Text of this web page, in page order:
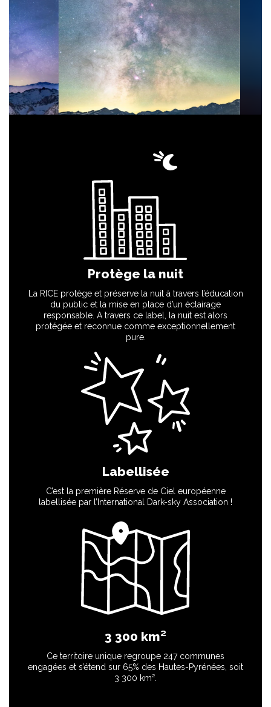
Protège la nuit
La RICE protège et préserve la nuit à travers l’éducation
du public et la mise en place d’un éclairage
responsable. A travers ce label, la nuit est alors
protégée et reconnue comme exceptionnellement
pure.
Labellisée
C’est la première Réserve de Ciel européenne
labellisée par l’International Dark-sky Association !
3 300 km²
Ce territoire unique regroupe 247 communes
engagées et s’étend sur 65% des Hautes-Pyrénées, soit
3 300 km².